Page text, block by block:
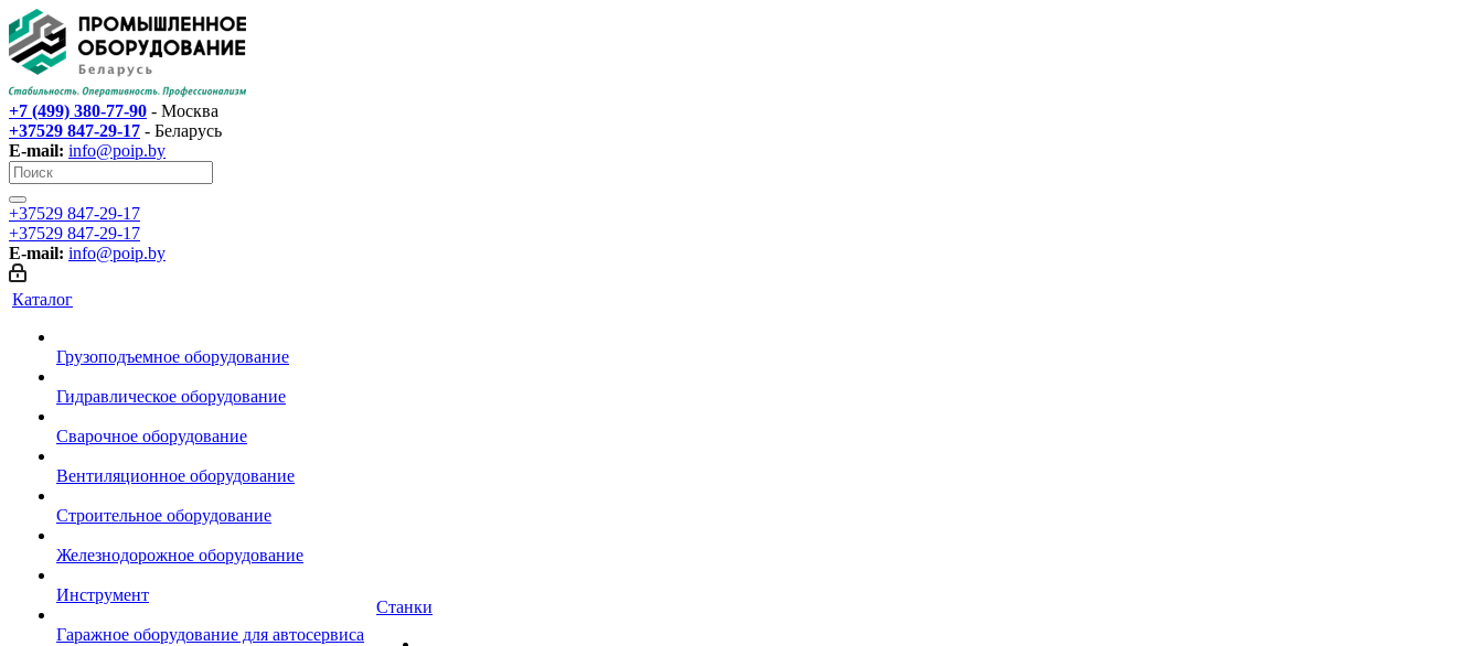
+7 (499) 380-77-90 - Москва
+37529 847-29-17‬ - Беларусь
E-mail: info@poip.by
+37529 847-29-17‬
+37529 847-29-17‬
E-mail: info@poip.by
Каталог
Грузоподъемное оборудование
Гидравлическое оборудование
Сварочное оборудование
Вентиляционное оборудование
Строительное оборудование
Железнодорожное оборудование
Инструмент
Гаражное оборудование для автосервиса
Станки